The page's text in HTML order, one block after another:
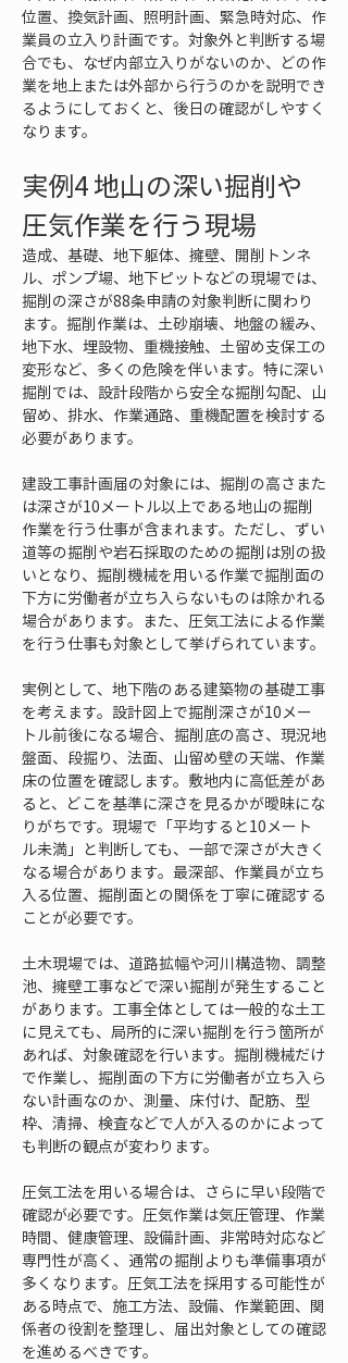
位置、換気計画、照明計画、緊急時対応、作
業員の立入り計画です。対象外と判断する場
合でも、なぜ内部立入りがないのか、どの作
業を地上または外部から行うのかを説明でき
るようにしておくと、後日の確認がしやすく
なります。
実例4 地山の深い掘削や
圧気作業を行う現場
造成、基礎、地下躯体、擁壁、開削トンネ
ル、ポンプ場、地下ピットなどの現場では、
掘削の深さが88条申請の対象判断に関わり
ます。掘削作業は、土砂崩壊、地盤の緩み、
地下水、埋設物、重機接触、土留め支保工の
変形など、多くの危険を伴います。特に深い
掘削では、設計段階から安全な掘削勾配、山
留め、排水、作業通路、重機配置を検討する
必要があります。
建設工事計画届の対象には、掘削の高さまた
は深さが10メートル以上である地山の掘削
作業を行う仕事が含まれます。ただし、ずい
道等の掘削や岩石採取のための掘削は別の扱
いとなり、掘削機械を用いる作業で掘削面の
下方に労働者が立ち入らないものは除かれる
場合があります。また、圧気工法による作業
を行う仕事も対象として挙げられています。
実例として、地下階のある建築物の基礎工事
を考えます。設計図上で掘削深さが10メー
トル前後になる場合、掘削底の高さ、現況地
盤面、段掘り、法面、山留め壁の天端、作業
床の位置を確認します。敷地内に高低差があ
ると、どこを基準に深さを見るかが曖昧にな
りがちです。現場で「平均すると10メート
ル未満」と判断しても、一部で深さが大きく
なる場合があります。最深部、作業員が立ち
入る位置、掘削面との関係を丁寧に確認する
ことが必要です。
土木現場では、道路拡幅や河川構造物、調整
池、擁壁工事などで深い掘削が発生すること
があります。工事全体としては一般的な土工
に見えても、局所的に深い掘削を行う箇所が
あれば、対象確認を行います。掘削機械だけ
で作業し、掘削面の下方に労働者が立ち入ら
ない計画なのか、測量、床付け、配筋、型
枠、清掃、検査などで人が入るのかによって
も判断の観点が変わります。
圧気工法を用いる場合は、さらに早い段階で
確認が必要です。圧気作業は気圧管理、作業
時間、健康管理、設備計画、非常時対応など
専門性が高く、通常の掘削よりも準備事項が
多くなります。圧気工法を採用する可能性が
ある時点で、施工方法、設備、作業範囲、関
係者の役割を整理し、届出対象としての確認
を進めるべきです。